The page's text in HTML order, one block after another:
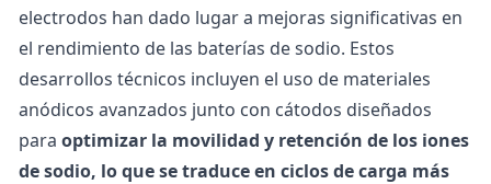
electrodos han dado lugar a mejoras significativas en
el rendimiento de las baterías de sodio. Estos
desarrollos técnicos incluyen el uso de materiales
anódicos avanzados junto con cátodos diseñados
para optimizar la movilidad y retención de los iones
de sodio, lo que se traduce en ciclos de carga más